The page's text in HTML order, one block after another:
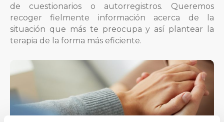
de cuestionarios o autorregistros. Queremos
recoger fielmente información acerca de la
situación que más te preocupa y así plantear la
terapia de la forma más eficiente.